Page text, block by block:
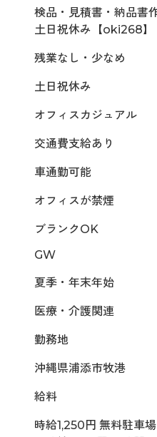
検品・見積書・納品書
土日祝休み【oki268】
残業なし・少なめ
土日祝休み
オフィスカジュアル
交通費支給あり
車通勤可能
オフィスが禁煙
ブランクOK
GW
夏季・年末年始
医療・介護関連
勤務地
沖縄県浦添市牧港
給料
時給1,250円 無料駐車